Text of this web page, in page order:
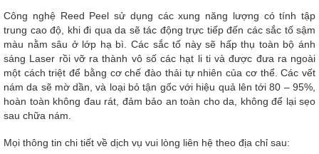
Công nghệ Reed Peel sử dụng các xung năng lượng có tính tập
trung cao độ, khi đi qua da sẽ tác động trực tiếp đến các sắc tố sậm
màu nằm sâu ở lớp hạ bì. Các sắc tố này sẽ hấp thụ toàn bộ ánh
sáng Laser rồi vỡ ra thành vô số các hạt li ti và được đưa ra ngoài
một cách triệt để bằng cơ chế đào thải tự nhiên của cơ thể. Các vết
nám da sẽ mờ dần, và loại bỏ tận gốc với hiệu quả lên tới 80 – 95%,
hoàn toàn không đau rát, đảm bảo an toàn cho da, không để lại sẹo
sau chữa nám.
Mọi thông tin chi tiết về dịch vụ vui lòng liên hệ theo địa chỉ sau: